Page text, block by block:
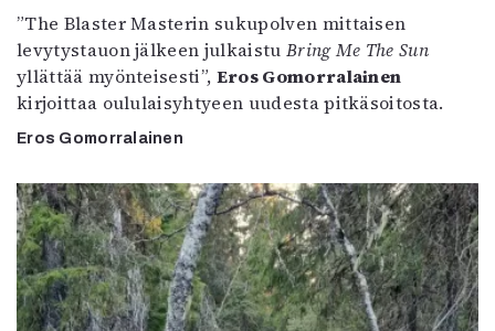
”The Blaster Masterin sukupolven mittaisen
levytystauon jälkeen julkaistu Bring Me The Sun
yllättää myönteisesti”, Eros Gomorralainen
kirjoittaa oululaisyhtyeen uudesta pitkäsoitosta.
Eros Gomorralainen